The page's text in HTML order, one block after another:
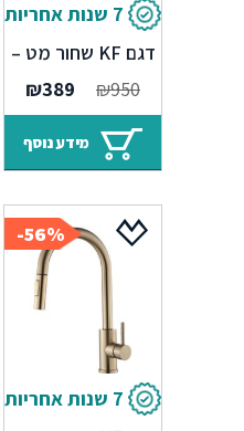
7 שנות אחריות
ברז מטבח נשלף
דגם KF שחור מט –
7 שנים אחריות
₪950
המחיר
המקורי
היה:
₪950.
₪389
הוא:מידע נוסף
56%-
7 שנות אחריות
ברז מטבח נשלף